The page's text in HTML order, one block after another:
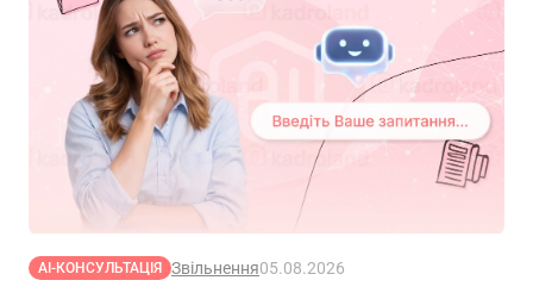
АІ-КОНСУЛЬТАЦІЯ Звільнення05.08.2026